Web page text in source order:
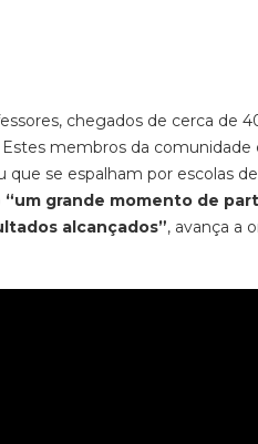
chegados de cerca de
Estes membros da
se espalham por escolas
“um grande momento de
alcançados”, avança a